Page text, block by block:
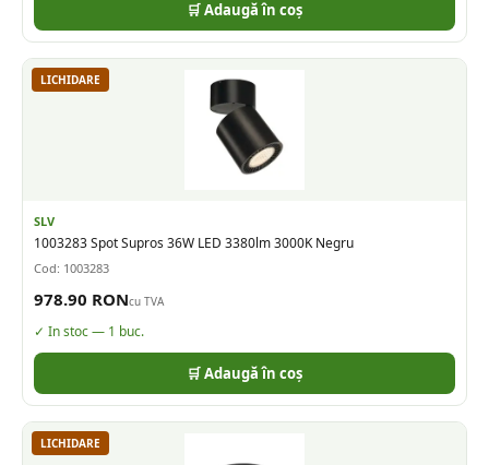
🛒 Adaugă în coș
LICHIDARE
SLV
1003283 Spot Supros 36W LED 3380lm 3000K Negru
Cod: 1003283
978.90 RONcu TVA
✓ In stoc — 1 buc.
🛒 Adaugă în coș
LICHIDARE